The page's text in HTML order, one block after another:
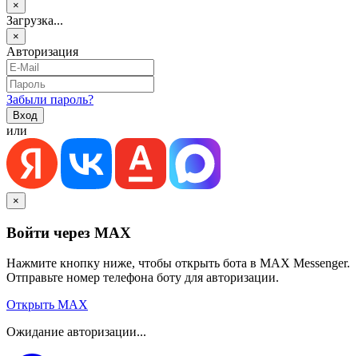
×
Загрузка...
×
Авторизация
Забыли пароль?
или
×
Войти через MAX
Нажмите кнопку ниже, чтобы открыть бота в MAX Messenger.
Отправьте номер телефона боту для авторизации.
Открыть MAX
Ожидание авторизации...